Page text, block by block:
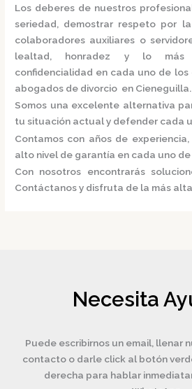
Los deberes de nuestros
seriedad, demostrar respeto por
colaboradores auxiliares o
lealtad, honradez y lo
confidencialidad en cada uno de
abogados de divorcio en Cieneguilla.
Somos una excelente alternativa
tu situación actual y defender cada
Contamos con años de
alto nivel de garantía en cada uno
Con nosotros encontrarás
Contáctanos y disfruta de la más
Necesita
Puede escribirnos un email, llenar
contacto o darle click al botón
derecha para hablar